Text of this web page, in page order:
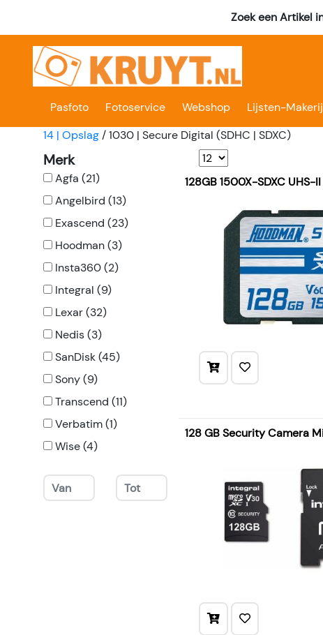
Zoek een Artikel
Pasfoto Fotoservice Webshop Lijsten-Makerij
14 | Opslag /1030 | Secure Digital (SDHC | SDXC)
Merk
Agfa (21)
Angelbird (13)
Exascend (23)
Hoodman (3)
Insta360 (2)
Integral (9)
Lexar (32)
Nedis (3)
SanDisk (45)
Sony (9)
Transcend (11)
Verbatim (1)
Wise (4)
128GB 1500X-SDXC UHS-
128 GB Security Camera